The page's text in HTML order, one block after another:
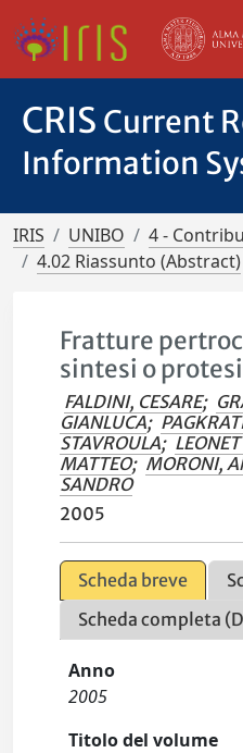
CRIS Current
Information
IRIS UNIBO
4 -
4.02 Riassunto (Abstract)
Fratture
sintesi o
FALDINI, CESARE;
GIANLUCA;
STAVROULA;
MATTEO; MORONI,
SANDRO
2005
Scheda breve
Scheda completa
Anno
2005
Titolo del volume